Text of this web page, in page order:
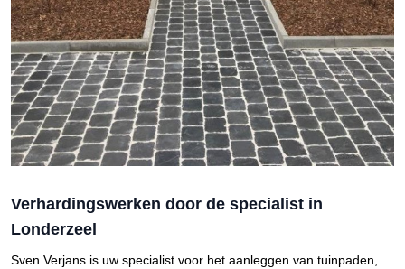
Verhardingswerken door de specialist in
Londerzeel
Sven Verjans is uw specialist voor het aanleggen van tuinpaden,